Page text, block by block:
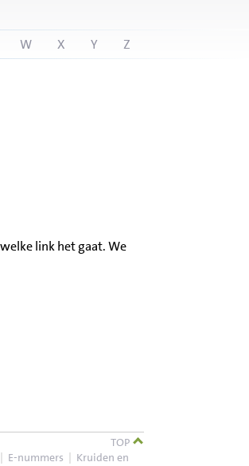
W X Y Z
link het gaat. We
TOP
| E-nummers | Kruiden en